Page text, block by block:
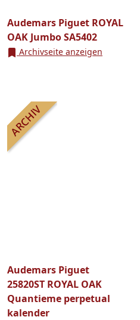
Audemars Piguet ROYAL
OAK Jumbo SA5402
Archivseite anzeigen
Audemars Piguet
25820ST ROYAL OAK
Quantieme perpetual
kalender